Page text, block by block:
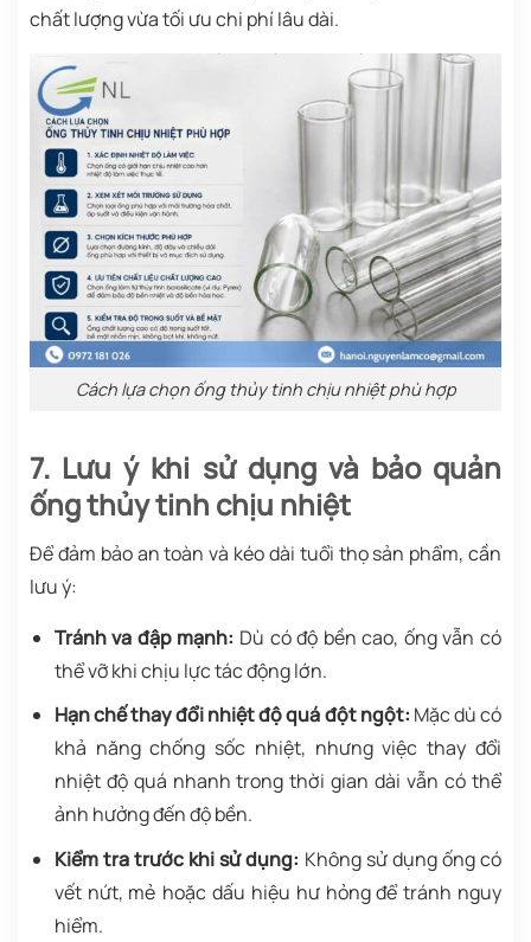
chất lượng vừa tối ưu chi phí lâu dài.
Cách lựa chọn ống thủy tinh chịu nhiệt phù hợp
7. Lưu ý khi sử dụng và bảo quản
ống thủy tinh chịu nhiệt
Để đảm bảo an toàn và kéo dài tuổi thọ sản phẩm, cần
lưu ý:
Tránh va đập mạnh: Dù có độ bền cao, ống vẫn có
thể vỡ khi chịu lực tác động lớn.
Hạn chế thay đổi nhiệt độ quá đột ngột: Mặc dù có
khả năng chống sốc nhiệt, nhưng việc thay đổi
nhiệt độ quá nhanh trong thời gian dài vẫn có thể
ảnh hưởng đến độ bền.
Kiểm tra trước khi sử dụng: Không sử dụng ống có
vết nứt, mẻ hoặc dấu hiệu hư hỏng để tránh nguy
hiểm.